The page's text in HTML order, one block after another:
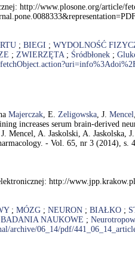
http://www.plosone.org/article/
; BIEGI ; WYDOLNOŚĆ
; ZWIERZĘTA; Śródbłonek ;
Majerczak, E. Zeligowska, J. Mencel
increases serum brain-derived
Mencel, A. Jaskolski, A. Jaskolska,
- Vol. 65, nr 3 (2014), s.
http://
; MÓZG ; NEURON ; BIAŁKO ;
BADANIA NAUKOWE ;
archive/06_14/pdf/